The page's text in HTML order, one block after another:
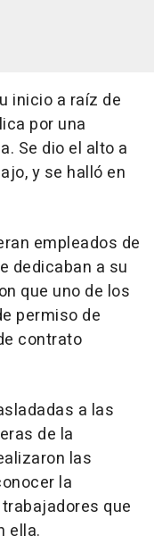
inicio a raíz de
por una
Se dio el alto a
y se halló en
empleados de
dedicaban a su
que uno de los
permiso de
contrato
a las
de la
las
la
que
ella.